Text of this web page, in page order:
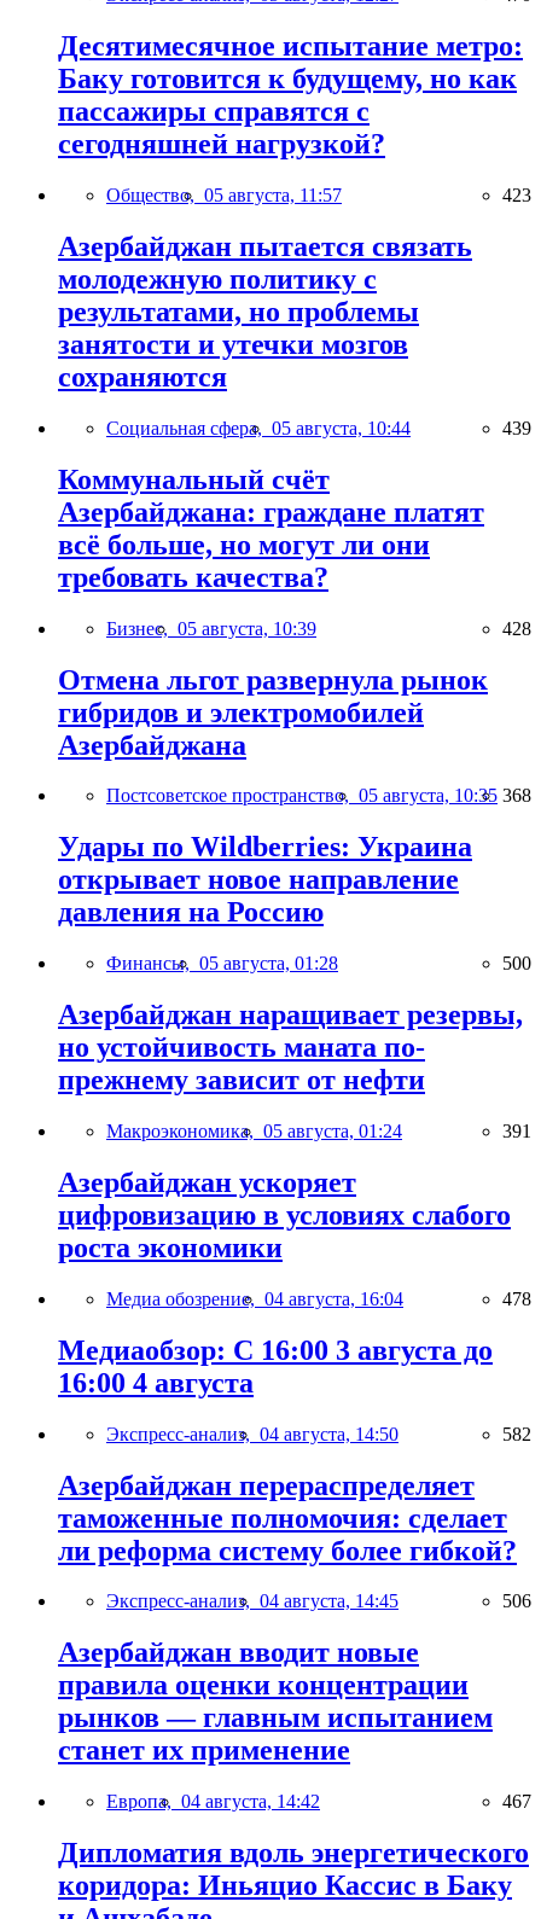
Десятимесячное испытание метро:
Баку готовится к будущему, но как
пассажиры справятся с
сегодняшней нагрузкой?
Общество, 05 августа, 11:57 423
Азербайджан пытается связать
молодежную политику с
результатами, но проблемы
занятости и утечки мозгов
сохраняются
Социальная сфера, 05 августа, 10:44 439
Коммунальный счёт
Азербайджана: граждане платят
всё больше, но могут ли они
требовать качества?
Бизнес, 05 августа, 10:39 428
Отмена льгот развернула рынок
гибридов и электромобилей
Азербайджана
Постсоветское пространство, 05 августа, 10:35 368
Удары по Wildberries: Украина
открывает новое направление
давления на Россию
Финансы, 05 августа, 01:28 500
Азербайджан наращивает резервы,
но устойчивость маната по-
прежнему зависит от нефти
Макроэкономика, 05 августа, 01:24 391
Азербайджан ускоряет
цифровизацию в условиях слабого
роста экономики
Медиа обозрение, 04 августа, 16:04 478
Медиаобзор: С 16:00 3 августа до
16:00 4 августа
Экспресс-анализ, 04 августа, 14:50 582
Азербайджан перераспределяет
таможенные полномочия: сделает
ли реформа систему более гибкой?
Экспресс-анализ, 04 августа, 14:45 506
Азербайджан вводит новые
правила оценки концентрации
рынков — главным испытанием
станет их применение
Европа, 04 августа, 14:42 467
Дипломатия вдоль энергетического
коридора: Иньяцио Кассис в Баку